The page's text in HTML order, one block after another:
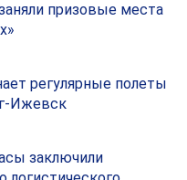
призовые места
регулярные полеты
Ижевск
заключили